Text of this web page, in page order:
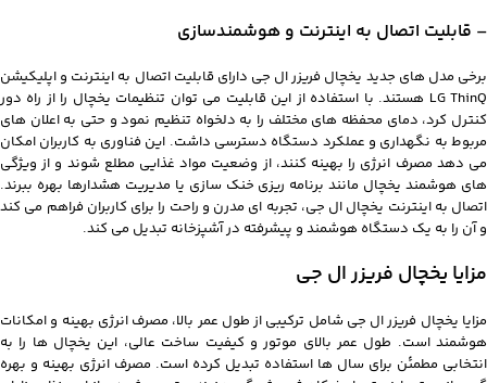
– قابلیت اتصال به اینترنت و هوشمندسازی
برخی مدل های جدید یخچال فریزر ال جی دارای قابلیت اتصال به اینترنت و اپلیکیشن
LG ThinQ هستند. با استفاده از این قابلیت می توان تنظیمات یخچال را از راه دور
کنترل کرد، دمای محفظه های مختلف را به دلخواه تنظیم نمود و حتی به اعلان های
مربوط به نگهداری و عملکرد دستگاه دسترسی داشت. این فناوری به کاربران امکان
می دهد مصرف انرژی را بهینه کنند، از وضعیت مواد غذایی مطلع شوند و از ویژگی
های هوشمند یخچال مانند برنامه ریزی خنک سازی یا مدیریت هشدارها بهره ببرند.
اتصال به اینترنت یخچال ال جی، تجربه ای مدرن و راحت را برای کاربران فراهم می کند
و آن را به یک دستگاه هوشمند و پیشرفته در آشپزخانه تبدیل می کند.
مزایا یخچال فریزر ال جی
مزایا یخچال فریزر ال جی شامل ترکیبی از طول عمر بالا، مصرف انرژی بهینه و امکانات
هوشمند است. طول عمر بالای موتور و کیفیت ساخت عالی، این یخچال ها را به
انتخابی مطمئن برای سال ها استفاده تبدیل کرده است. مصرف انرژی بهینه و بهره